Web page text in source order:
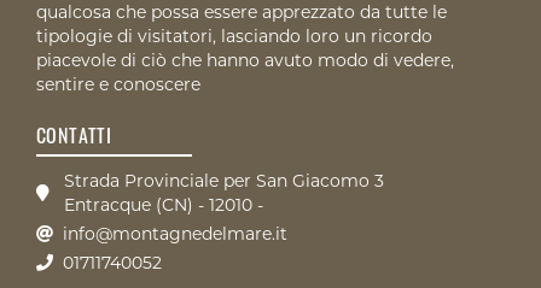
qualcosa che possa essere apprezzato da tutte le
tipologie di visitatori, lasciando loro un ricordo
piacevole di ciò che hanno avuto modo di vedere,
sentire e conoscere
CONTATTI
Strada Provinciale per San Giacomo 3
Entracque (CN) - 12010 -
info@montagnedelmare.it
01711740052